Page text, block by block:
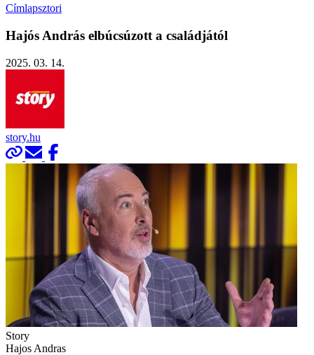
Címlapsztori
Hajós András elbúcsúzott a családjától
2025. 03. 14.
story.hu
Story
Hajos Andras